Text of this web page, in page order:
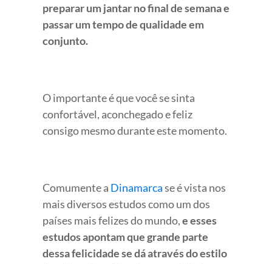
preparar um jantar no final de semana e
passar um tempo de qualidade em
conjunto.
O importante é que você se sinta
confortável, aconchegado e feliz
consigo mesmo durante este momento.
Comumente a Dinamarcase é vista nos
mais diversos estudos como um dos
países mais felizes do mundo,e esses
estudos apontam que grande parte
dessa felicidade se dá através do estilo